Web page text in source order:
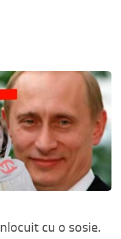
cu o sosie.